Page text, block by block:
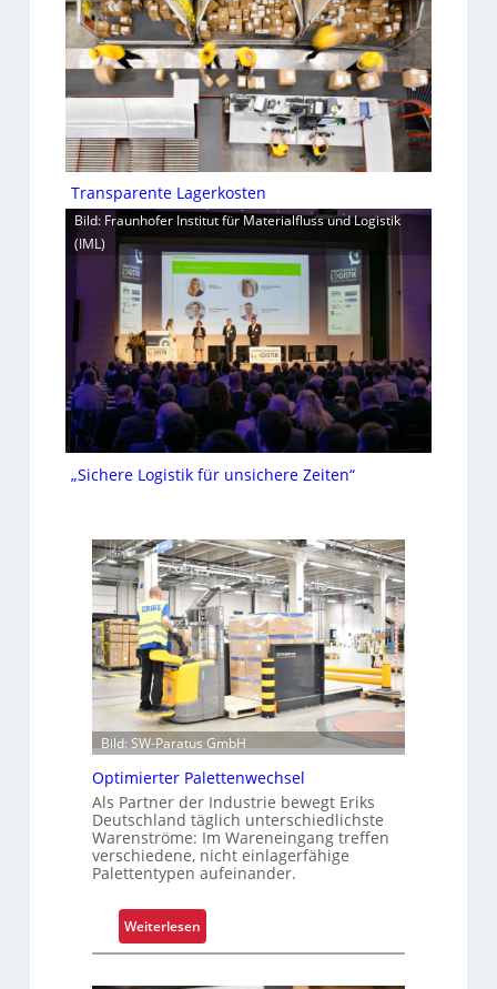
Transparente Lagerkosten
Bild: Fraunhofer Institut für Materialfluss und Logistik
(IML)
„Sichere Logistik für unsichere Zeiten“
Bild: SW-Paratus GmbH
Optimierter Palettenwechsel
Als Partner der Industrie bewegt Eriks
Deutschland täglich unterschiedlichste
Warenströme: Im Wareneingang treffen
verschiedene, nicht einlagerfähige
Palettentypen aufeinander.
Weiterlesen:
O